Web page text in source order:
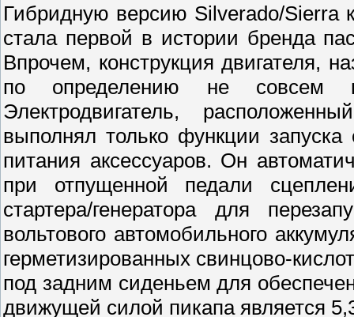
Гибридную версию Silverado/Sierra
стала первой в истории бренда
Впрочем, конструкция двигателя,
по определению не совсем
Электродвигатель,
выполнял только функции запуска
питания аксессуаров. Он
при отпущенной педали
стартера/генератора для
вольтового автомобильного
герметизированных свинцово-
под задним сиденьем для
движущей силой пикапа является